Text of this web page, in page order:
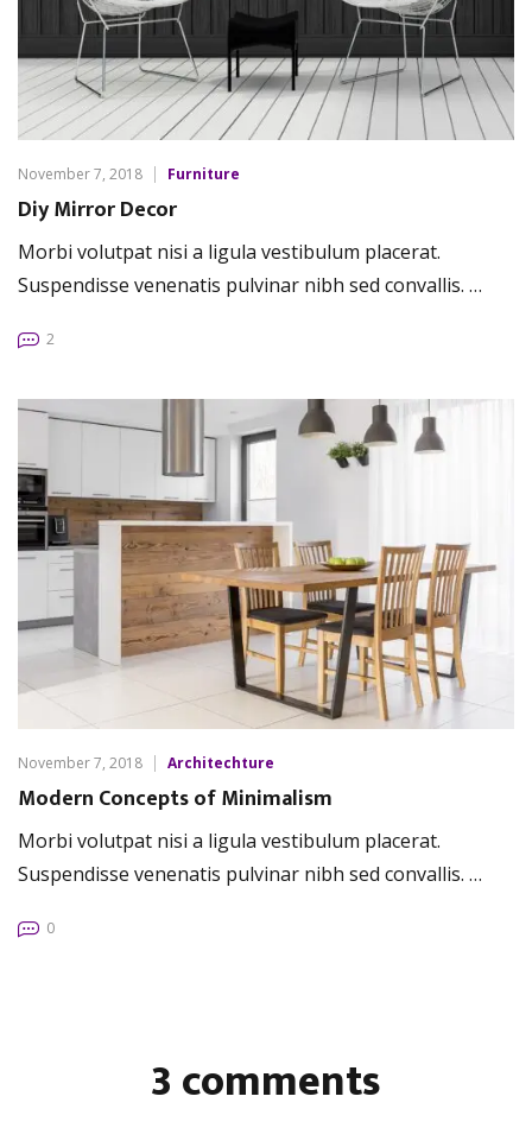
November 7, 2018 Furniture
Diy Mirror Decor
Morbi volutpat nisi a ligula vestibulum placerat.
Suspendisse venenatis pulvinar nibh sed convallis. …
2
November 7, 2018 Architechture
Modern Concepts of Minimalism
Morbi volutpat nisi a ligula vestibulum placerat.
Suspendisse venenatis pulvinar nibh sed convallis. …
0
3 comments